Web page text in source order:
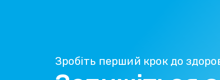
Зробіть перший крок до